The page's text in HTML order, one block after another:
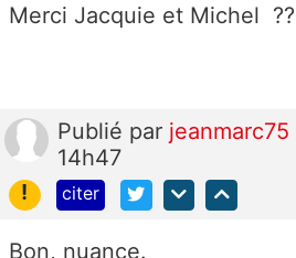
Merci Jacquie et Michel ??
Publié par jeanmarc75
14h47
!
citer
Bon, nuance.